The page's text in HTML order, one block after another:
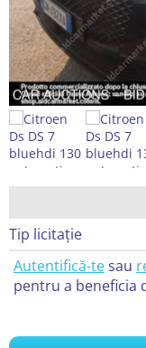
Tip licitație
Autentifică-tesau
pentru a beneficia